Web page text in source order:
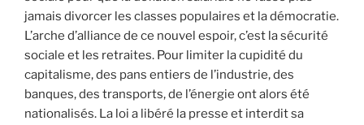
jamais divorcer les classes populaires et la démocratie.
L’arche d’alliance de ce nouvel espoir, c’est la sécurité
sociale et les retraites. Pour limiter la cupidité du
capitalisme, des pans entiers de l’industrie, des
banques, des transports, de l’énergie ont alors été
nationalisés. La loi a libéré la presse et interdit sa